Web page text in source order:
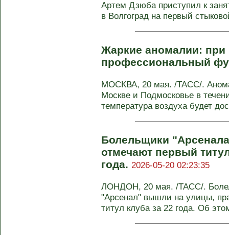
Артем Дзюба приступил к
в Волгоград на первый
Жаркие аномалии: при
профессиональный
МОСКВА, 20 мая. /ТАСС/.
Москве и Подмосковье в
температура воздуха будет
Болельщики
отмечают первый
года. 2026-05-20 02:23:35
ЛОНДОН, 20 мая. /ТАСС/.
"Арсенал" вышли на улицы,
титул клуба за 22 года. Об